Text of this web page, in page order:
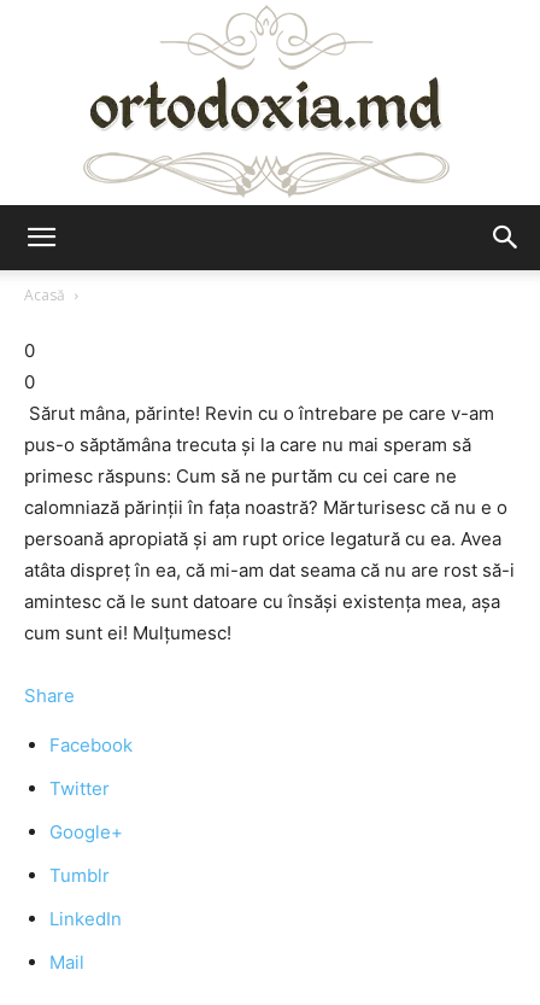
Acasă
0
0
Sărut mâna, părinte! Revin cu o întrebare pe care v-am
pus-o săptămâna trecuta şi la care nu mai speram să
primesc răspuns: Cum să ne purtăm cu cei care ne
calomniază părinţii în faţa noastră? Mărturisesc că nu e o
persoană apropiată şi am rupt orice legatură cu ea. Avea
atâta dispreţ în ea, că mi-am dat seama că nu are rost să-i
amintesc că le sunt datoare cu însăşi existenţa mea, aşa
cum sunt ei! Mulţumesc!
Share
Facebook
Twitter
Google+
Tumblr
LinkedIn
Mail